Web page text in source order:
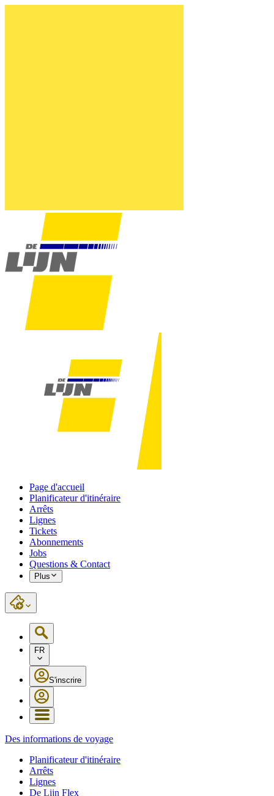
Page d'accueil
Planificateur d'itinéraire
Arrêts
Lignes
Tickets
Abonnements
Jobs
Questions & Contact
Plus
FR
S'inscrire
Des informations de voyage
Planificateur d'itinéraire
Arrêts
Lignes
De Lijn Flex